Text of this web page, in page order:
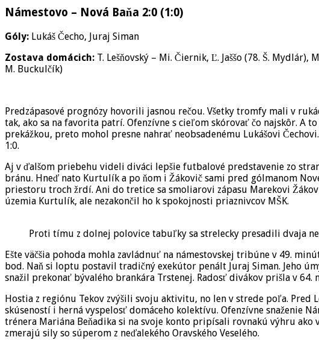
čiernych
Námestovo – Nová Baňa 2:0 (1:0)
Góly: Lukáš Čecho, Juraj Siman
Zostava domácich: T. Lešňovský – Mi. Čiernik, Ľ. Jaššo (78. Š. Mydlár),
M. Buckulčík)
Predzápasové prognózy hovorili jasnou rečou. Všetky tromfy mali v
tak, ako sa na favorita patrí. Ofenzívne s cieľom skórovať čo najskôr. A
prekážkou, preto mohol presne nahrať neobsadenému Lukášovi
1:0.
Aj v ďalšom priebehu videli diváci lepšie futbalové predstavenie zo
bránu. Hneď nato Kurtulík a po ňom i Žákovič sami pred gólmanom
priestoru troch žrdí. Ani do tretice sa smoliarovi zápasu Marekovi
územia Kurtulík, ale nezakončil ho k spokojnosti priaznivcov MŠK.
Proti tímu z dolnej polovice tabuľky sa strelecky presadili dvaja
Ešte väčšia pohoda mohla zavládnuť na námestovskej tribúne v 49.
bod. Naň si loptu postavil tradičný exekútor penált Juraj Siman. Jeho
snažil prekonať bývalého brankára Trstenej. Radosť divákov prišla v
Hostia z regiónu Tekov zvýšili svoju aktivitu, no len v strede poľa. Pred
skúseností i herná vyspelosť domáceho kolektívu. Ofenzívne snaženie
trénera Mariána Beňadika si na svoje konto pripísali rovnakú výhru
zmerajú sily so súperom z neďalekého Oravského Veselého.